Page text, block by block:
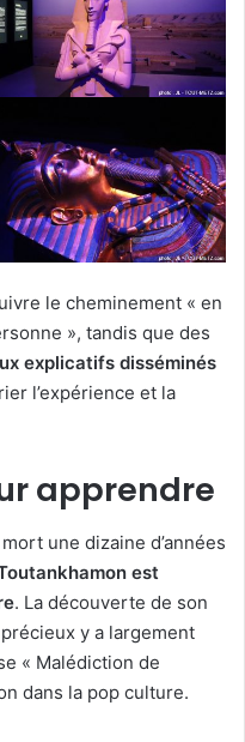
le cheminement « en
», tandis que des
explicatifs disséminés
l’expérience et la
apprendre
une dizaine d’années
est
. La découverte de son
y a largement
« Malédiction de
dans la pop culture.